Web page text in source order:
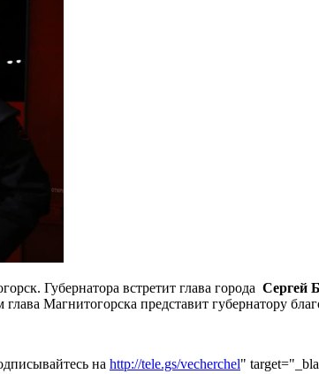
Губернатора встретит глава города Сергей
Магнитогорска представит губернатору
на http://tele.gs/vecherchel"